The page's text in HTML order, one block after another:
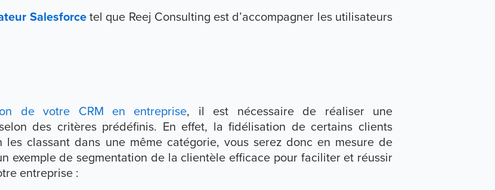
Salesforcetel que Reej Consulting est d’accompagner les utilisateurs
de votre CRM en entreprise, il est nécessaire de réaliser une
des critères prédéfinis. En effet, la fidélisation de certains clients
les classant dans une même catégorie, vous serez donc en mesure de
exemple de segmentation de la clientèle efficace pour faciliter et réussir
entreprise :